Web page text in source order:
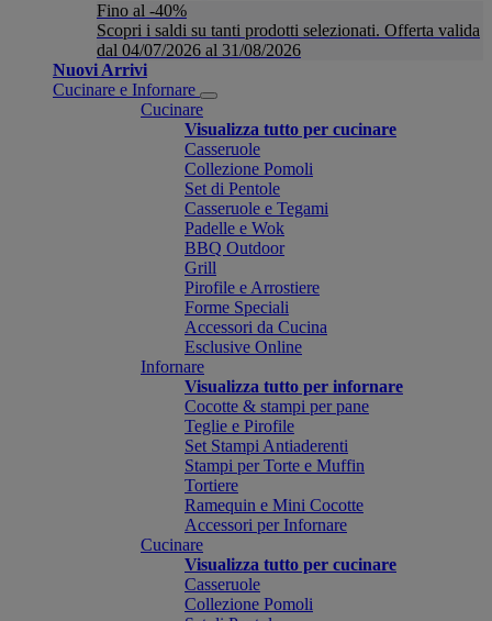
Fino al -40%
Scopri i saldi su tanti prodotti selezionati. Offerta valida
dal 04/07/2026 al 31/08/2026
Nuovi Arrivi
Cucinare e Infornare
Cucinare
Visualizza tutto per cucinare
Casseruole
Collezione Pomoli
Set di Pentole
Casseruole e Tegami
Padelle e Wok
BBQ Outdoor
Grill
Pirofile e Arrostiere
Forme Speciali
Accessori da Cucina
Esclusive Online
Infornare
Visualizza tutto per infornare
Cocotte & stampi per pane
Teglie e Pirofile
Set Stampi Antiaderenti
Stampi per Torte e Muffin
Tortiere
Ramequin e Mini Cocotte
Accessori per Infornare
Cucinare
Visualizza tutto per cucinare
Casseruole
Collezione Pomoli